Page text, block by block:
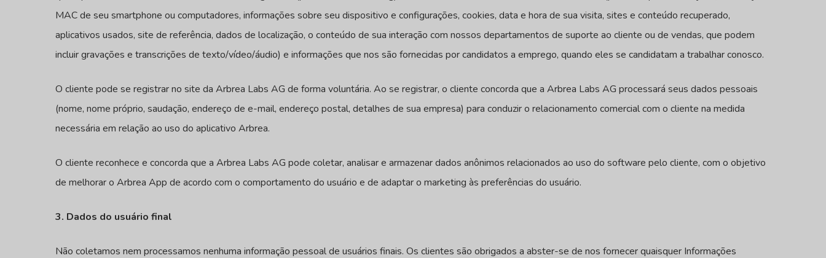
MAC de seu smartphone ou computadores, informações sobre seu dispositivo e configurações, cookies, data e hora de sua visita, sites e conteúdo recuperado,
aplicativos usados, site de referência, dados de localização, o conteúdo de sua interação com nossos departamentos de suporte ao cliente ou de vendas, que podem
incluir gravações e transcrições de texto/vídeo/áudio) e informações que nos são fornecidas por candidatos a emprego, quando eles se candidatam a trabalhar conosco.
O cliente pode se registrar no site da Arbrea Labs AG de forma voluntária. Ao se registrar, o cliente concorda que a Arbrea Labs AG processará seus dados pessoais
(nome, nome próprio, saudação, endereço de e-mail, endereço postal, detalhes de sua empresa) para conduzir o relacionamento comercial com o cliente na medida
necessária em relação ao uso do aplicativo Arbrea.
O cliente reconhece e concorda que a Arbrea Labs AG pode coletar, analisar e armazenar dados anônimos relacionados ao uso do software pelo cliente, com o objetivo
de melhorar o Arbrea App de acordo com o comportamento do usuário e de adaptar o marketing às preferências do usuário.
3. Dados do usuário final
Não coletamos nem processamos nenhuma informação pessoal de usuários finais. Os clientes são obrigados a abster-se de nos fornecer quaisquer Informações